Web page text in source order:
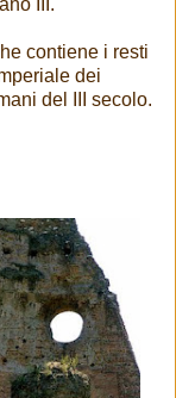
III.
contiene i resti
dei
del III secolo.